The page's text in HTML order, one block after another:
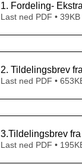
1. Fordeling-
Last ned PDF • 39KB
2. Tildelingsbrev
Last ned PDF •
3.Tildelingsbrev
Last ned PDF •